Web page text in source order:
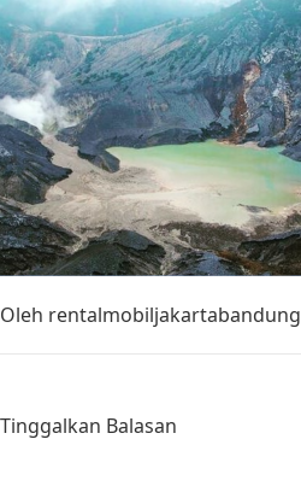
Oleh rentalmobiljakartabandung
Tinggalkan Balasan